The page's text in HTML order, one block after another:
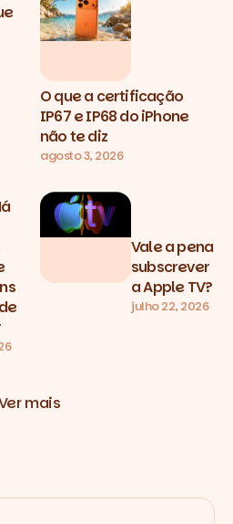
O que a certificação
IP67 e IP68 do iPhone
não te diz
agosto 3, 2026
Vale a pena
subscrever
a Apple TV?
julho 22, 2026
mais